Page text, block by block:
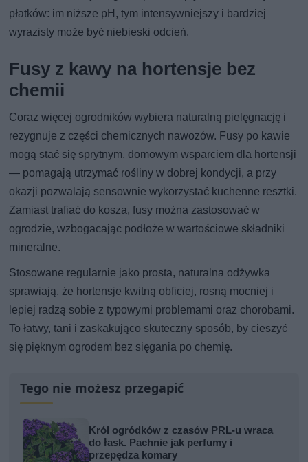
płatków: im niższe pH, tym intensywniejszy i bardziej
wyrazisty może być niebieski odcień.
Fusy z kawy na hortensje bez
chemii
Coraz więcej ogrodników wybiera naturalną pielęgnację i
rezygnuje z części chemicznych nawozów. Fusy po kawie
mogą stać się sprytnym, domowym wsparciem dla hortensji
— pomagają utrzymać rośliny w dobrej kondycji, a przy
okazji pozwalają sensownie wykorzystać kuchenne resztki.
Zamiast trafiać do kosza, fusy można zastosować w
ogrodzie, wzbogacając podłoże w wartościowe składniki
mineralne.
Stosowane regularnie jako prosta, naturalna odżywka
sprawiają, że hortensje kwitną obficiej, rosną mocniej i
lepiej radzą sobie z typowymi problemami oraz chorobami.
To łatwy, tani i zaskakująco skuteczny sposób, by cieszyć
się pięknym ogrodem bez sięgania po chemię.
Tego nie możesz przegapić
Król ogródków z czasów PRL-u wraca
do łask. Pachnie jak perfumy i
przepędza komary